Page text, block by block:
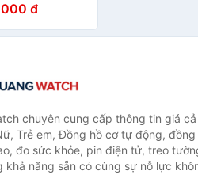
- Chuột máy
đ
chuyên cung cấp thông tin giá
Trẻ em, Đồng hồ cơ tự động, đồng
đo sức khỏe, pin điện tử, treo
khả năng sẵn có cùng sự nỗ lực